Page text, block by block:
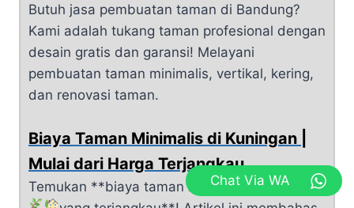
Butuh jasa pembuatan taman di Bandung?
Kami adalah tukang taman profesional dengan
desain gratis dan garansi! Melayani
pembuatan taman minimalis, vertikal, kering,
dan renovasi taman.
Biaya Taman Minimalis di Kuningan |
Mulai dari Harga Terjangkau
Temukan **biaya taman minimalis di Kuningan
Chat Via WA